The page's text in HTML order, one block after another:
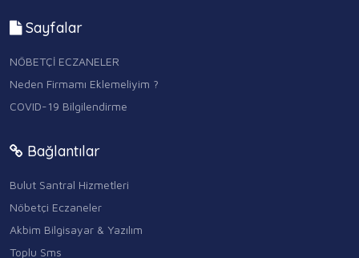
Sayfalar
NÖBETÇİ ECZANELER
Neden Firmamı Eklemeliyim ?
COVID-19 Bilgilendirme
Bağlantılar
Bulut Santral Hizmetleri
Nöbetçi Eczaneler
Akbim Bilgisayar & Yazılım
Toplu Sms